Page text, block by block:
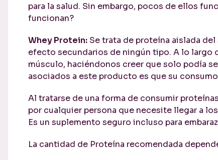
para la salud. Sin embargo, pocos de ellos
funcionan?
Whey Protein: Se trata de proteína aislada
efecto secundarios de ningún tipo. A lo largo
músculo, haciéndonos creer que solo podía
asociados a este producto es que su
Al tratarse de una forma de consumir
por cualquier persona que necesite llegar a
Es un suplemento seguro incluso para
La cantidad de Proteína recomendada